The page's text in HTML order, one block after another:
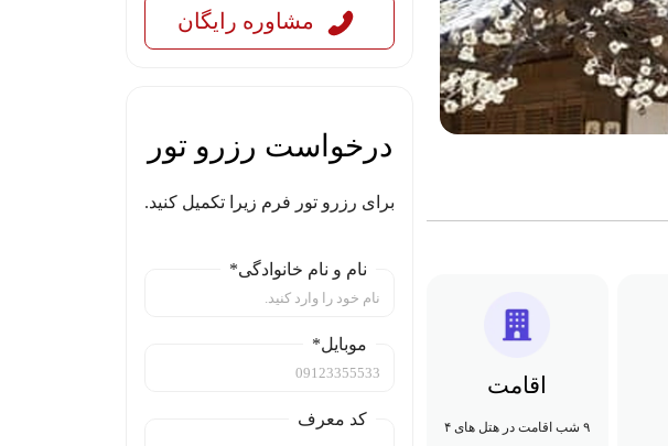
اقامت
۹ شب اقامت در هتل های ۴
مشاوره رایگان
درخواست رزرو تور
برای رزرو تور فرم زیرا تکمیل کنید.
نام و نام خانوادگی*
موبایل*
کد معرف